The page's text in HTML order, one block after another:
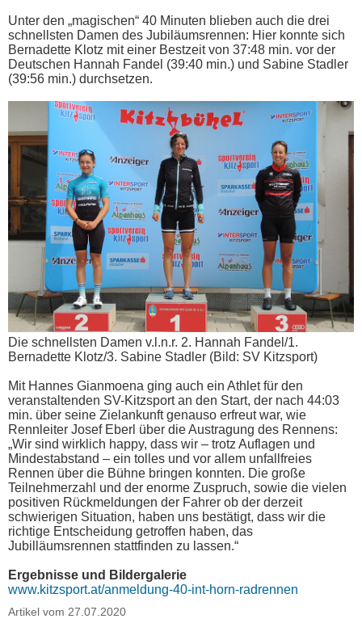
Unter den „magischen“ 40 Minuten blieben auch die drei
schnellsten Damen des Jubiläumsrennen: Hier konnte sich
Bernadette Klotz mit einer Bestzeit von 37:48 min. vor der
Deutschen Hannah Fandel (39:40 min.) und Sabine Stadler
(39:56 min.) durchsetzen.
Die schnellsten Damen v.l.n.r. 2. Hannah Fandel/1.
Bernadette Klotz/3. Sabine Stadler (Bild: SV Kitzsport)
Mit Hannes Gianmoena ging auch ein Athlet für den
veranstaltenden SV-Kitzsport an den Start, der nach 44:03
min. über seine Zielankunft genauso erfreut war, wie
Rennleiter Josef Eberl über die Austragung des Rennens:
„Wir sind wirklich happy, dass wir – trotz Auflagen und
Mindestabstand – ein tolles und vor allem unfallfreies
Rennen über die Bühne bringen konnten. Die große
Teilnehmerzahl und der enorme Zuspruch, sowie die vielen
positiven Rückmeldungen der Fahrer ob der derzeit
schwierigen Situation, haben uns bestätigt, dass wir die
richtige Entscheidung getroffen haben, das
Jubilläumsrennen stattfinden zu lassen.“
Ergebnisse und Bildergalerie
www.kitzsport.at/anmeldung-40-int-horn-radrennen
Artikel vom 27.07.2020